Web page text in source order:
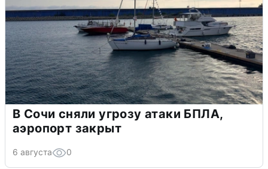
В Сочи сняли угрозу атаки БПЛА,
аэропорт закрыт
6 августа 0